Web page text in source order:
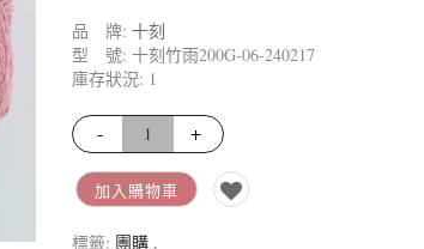
品 牌:十刻
型 號: 十刻竹雨200G-06-240217
庫存狀況: 1
- +
加入購物車
標籤: 團購 .